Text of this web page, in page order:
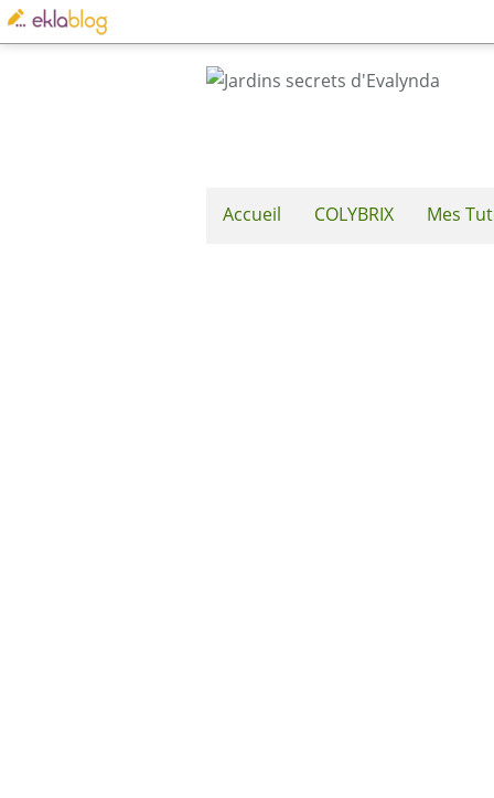
Accueil COLYBRIX Mes